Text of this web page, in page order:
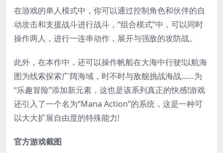
在游戏的单人模式中，你可以通过控制角色和伙伴的自
动攻击和支援战斗进行战斗，“组合模式”中，可以同时
操作两人，进行一连串动作，展开与强敌的攻防战。
此外，在本作中，还可以操作帆船在大海中行驶!以航海
图为线索探索广阔海域，时不时与敌舰挑战海战……为
“乐趣冒险”添加新元素，这也是该系列真正的快感!游戏
还引入了一个名为“Mana Action”的系统，这是一种可
以大大扩展自由度的特殊能力!
官方游戏截图